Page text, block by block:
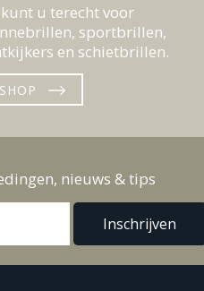
u terecht voor
sportbrillen,
en schietbrillen.
nieuws & tips